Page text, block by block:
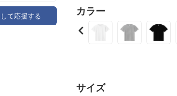
て応援する カラー
サイズ